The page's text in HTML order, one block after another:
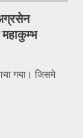
महाकुम्भ
गया। जिसमे